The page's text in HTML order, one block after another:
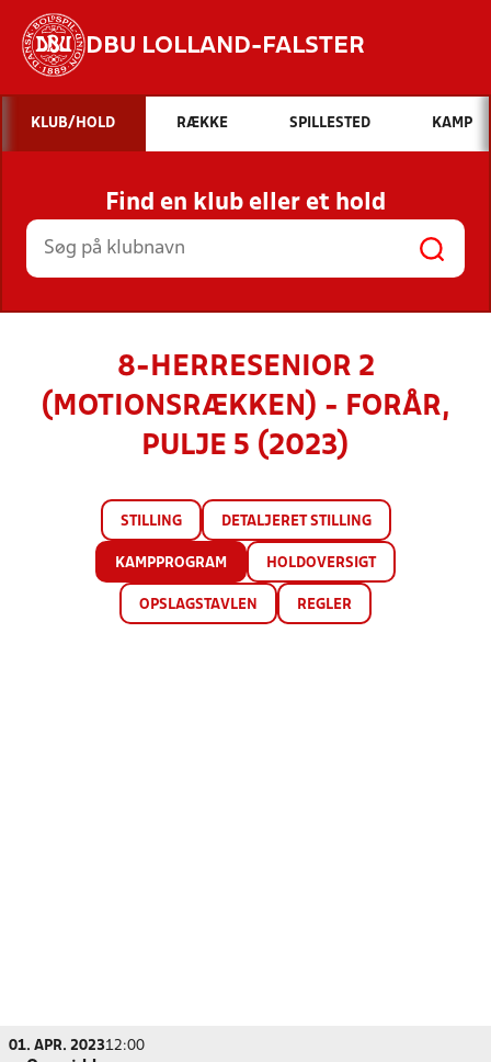
DBU LOLLAND-FALSTER
Hvad vil du søge efter?
INDHOLD OG NYHEDER
STILLINGER, RESULTATER, KLUBBER OG
HOLD
KLUB/HOLD RÆKKE SPILLESTED KAMP
Find en klub eller et hold
8-HERRESENIOR 2
(MOTIONSRÆKKEN) - FORÅR,
PULJE 5 (2023)
STILLING DETALJERET STILLING
KAMPPROGRAM HOLDOVERSIGT
OPSLAGSTAVLEN REGLER
01. APR. 202312:00